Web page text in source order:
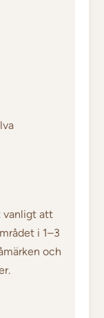
vanligt att
i 1–3
och